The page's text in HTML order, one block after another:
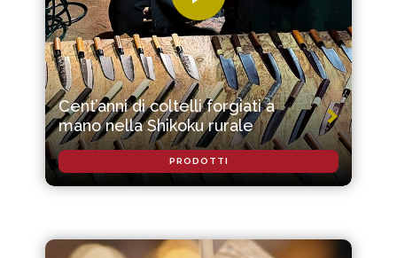
Cent’anni di coltelli forgiati a
mano nella Shikoku rurale
PRODOTTI